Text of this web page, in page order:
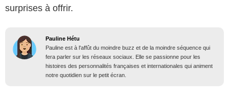
surprises à offrir.
Pauline Hétu
Pauline est à l'affût du moindre buzz et de la moindre séquence qui
fera parler sur les réseaux sociaux. Elle se passionne pour les
histoires des personnalités françaises et internationales qui animent
notre quotidien sur le petit écran.